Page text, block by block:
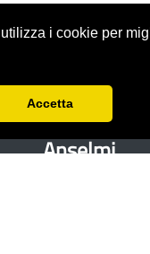
i cookie per
Accetta
fondata nel
Anselmi